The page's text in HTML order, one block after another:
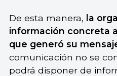
De esta manera, la
información concreta
que generó su
comunicación no se
podrá disponer de